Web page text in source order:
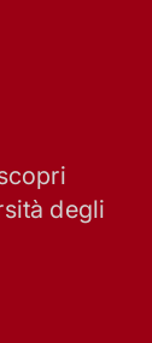
degli